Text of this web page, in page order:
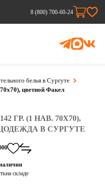
8 (800) 700-60-24
белья в Сургуте
цветной Факел
ГР. (1 НАВ. 70Х70),
В СУРГУТЕ
на складе